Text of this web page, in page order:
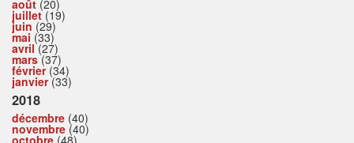
août (20)
juillet(19)
juin (29)
mai (33)
avril(27)
mars(37)
février(34)
janvier(33)
2018
décembre (40)
novembre (40)
octobre (48)